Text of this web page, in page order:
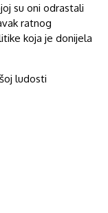
su oni odrastali
ratnog
koja je donijela
ludosti